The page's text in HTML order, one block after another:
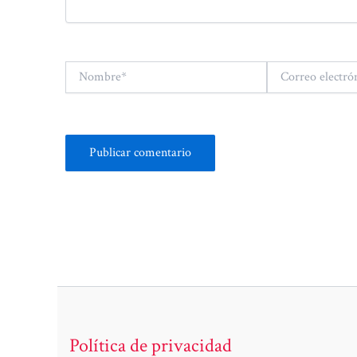
Nombre*
Correo
electrónico*
Política de privacidad